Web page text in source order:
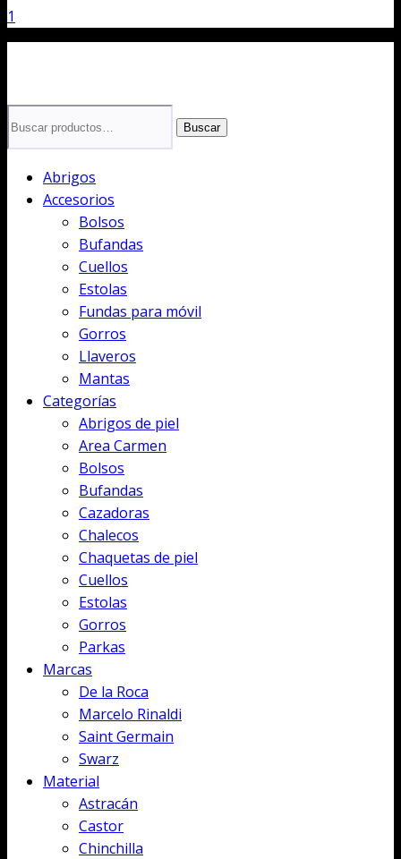
1
por:
Buscar
Abrigos
Accesorios
Bolsos
Bufandas
Cuellos
Estolas
Fundas para móvil
Gorros
Llaveros
Mantas
Categorías
Abrigos de piel
Area Carmen
Bolsos
Bufandas
Cazadoras
Chalecos
Chaquetas de piel
Cuellos
Estolas
Gorros
Parkas
Marcas
De la Roca
Marcelo Rinaldi
Saint Germain
Swarz
Material
Astracán
Castor
Chinchilla